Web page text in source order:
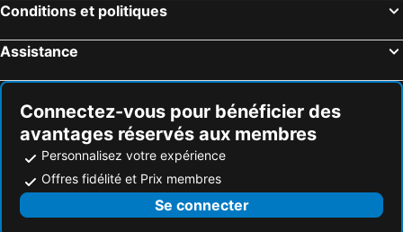
Conditions et politiques
Assistance
Connectez-vous pour bénéficier des
avantages réservés aux membres
Personnalisez votre expérience
Offres fidélité et Prix membres
Se connecter